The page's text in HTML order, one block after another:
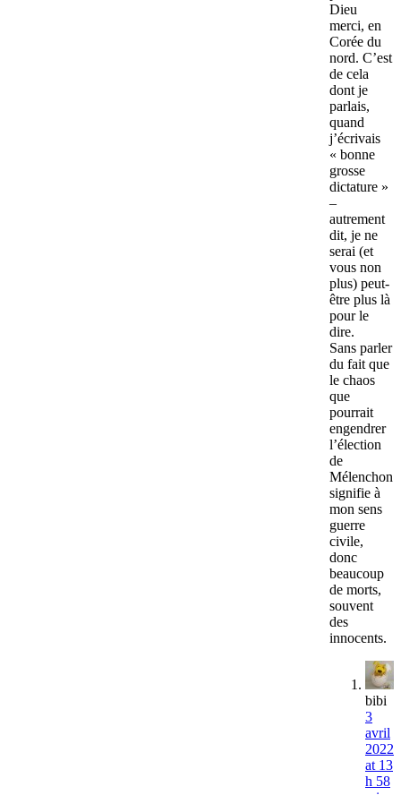
Dieu
merci, en
Corée du
nord. C’est
de cela
dont je
parlais,
quand
j’écrivais
« bonne
grosse
dictature »
–
autrement
dit, je ne
serai (et
vous non
plus) peut-
être plus là
pour le
dire.
Sans parler
du fait que
le chaos
que
pourrait
engendrer
l’élection
de
Mélenchon
signifie à
mon sens
guerre
civile,
donc
beaucoup
de morts,
souvent
des
innocents.
bibi
3
avril
2022
at 13
h 58